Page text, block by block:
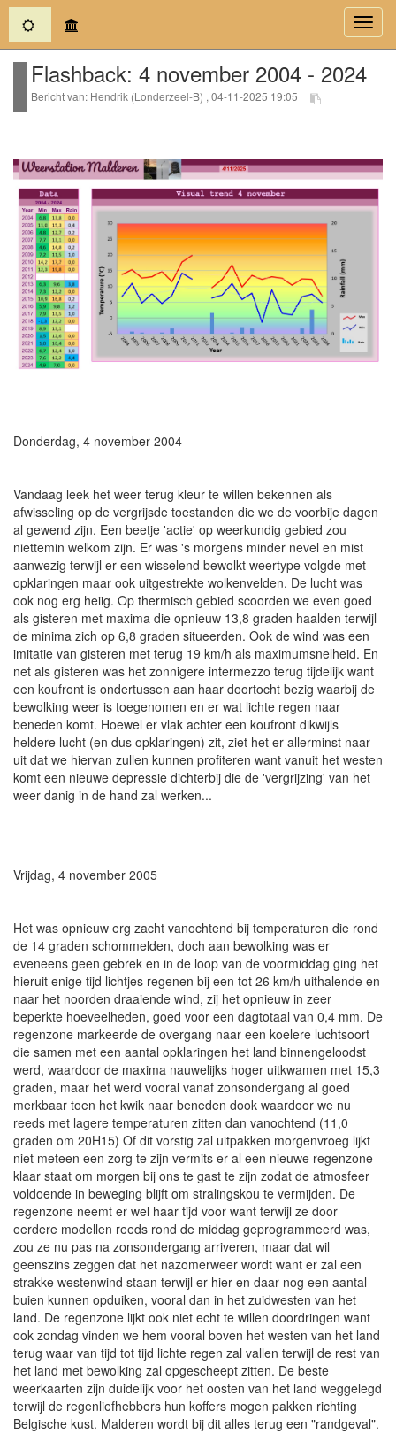
(current)
Flashback: 4 november 2004 - 2024
Bericht van: Hendrik (Londerzeel-B) , 04-11-2025 19:05
Donderdag, 4 november 2004
Vandaag leek het weer terug kleur te willen bekennen als
afwisseling op de vergrijsde toestanden die we de voorbije dagen
al gewend zijn. Een beetje 'actie' op weerkundig gebied zou
niettemin welkom zijn. Er was 's morgens minder nevel en mist
aanwezig terwijl er een wisselend bewolkt weertype volgde met
opklaringen maar ook uitgestrekte wolkenvelden. De lucht was
ook nog erg heiig. Op thermisch gebied scoorden we even goed
als gisteren met maxima die opnieuw 13,8 graden haalden terwijl
de minima zich op 6,8 graden situeerden. Ook de wind was een
imitatie van gisteren met terug 19 km/h als maximumsnelheid. En
net als gisteren was het zonnigere intermezzo terug tijdelijk want
een koufront is ondertussen aan haar doortocht bezig waarbij de
bewolking weer is toegenomen en er wat lichte regen naar
beneden komt. Hoewel er vlak achter een koufront dikwijls
heldere lucht (en dus opklaringen) zit, ziet het er allerminst naar
uit dat we hiervan zullen kunnen profiteren want vanuit het westen
komt een nieuwe depressie dichterbij die de 'vergrijzing' van het
weer danig in de hand zal werken...
Vrijdag, 4 november 2005
Het was opnieuw erg zacht vanochtend bij temperaturen die rond
de 14 graden schommelden, doch aan bewolking was er
eveneens geen gebrek en in de loop van de voormiddag ging het
hieruit enige tijd lichtjes regenen bij een tot 26 km/h uithalende en
naar het noorden draaiende wind, zij het opnieuw in zeer
beperkte hoeveelheden, goed voor een dagtotaal van 0,4 mm. De
regenzone markeerde de overgang naar een koelere luchtsoort
die samen met een aantal opklaringen het land binnengeloodst
werd, waardoor de maxima nauwelijks hoger uitkwamen met 15,3
graden, maar het werd vooral vanaf zonsondergang al goed
merkbaar toen het kwik naar beneden dook waardoor we nu
reeds met lagere temperaturen zitten dan vanochtend (11,0
graden om 20H15) Of dit vorstig zal uitpakken morgenvroeg lijkt
niet meteen een zorg te zijn vermits er al een nieuwe regenzone
klaar staat om morgen bij ons te gast te zijn zodat de atmosfeer
voldoende in beweging blijft om stralingskou te vermijden. De
regenzone neemt er wel haar tijd voor want terwijl ze door
eerdere modellen reeds rond de middag geprogrammeerd was,
zou ze nu pas na zonsondergang arriveren, maar dat wil
geenszins zeggen dat het nazomerweer wordt want er zal een
strakke westenwind staan terwijl er hier en daar nog een aantal
buien kunnen opduiken, vooral dan in het zuidwesten van het
land. De regenzone lijkt ook niet echt te willen doordringen want
ook zondag vinden we hem vooral boven het westen van het land
terug waar van tijd tot tijd lichte regen zal vallen terwijl de rest van
het land met bewolking zal opgescheept zitten. De beste
weerkaarten zijn duidelijk voor het oosten van het land weggelegd
terwijl de regenliefhebbers hun koffers mogen pakken richting
Belgische kust. Malderen wordt bij dit alles terug een "randgeval".